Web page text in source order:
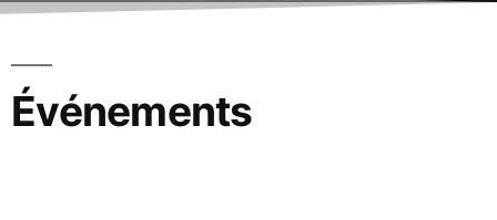
Événements